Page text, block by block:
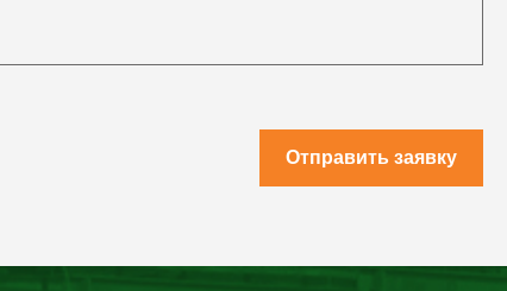
Отправить заявку